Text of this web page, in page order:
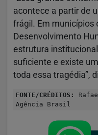
acontece a partir de
frágil. Em municípios
Desenvolvimento
estrutura
suficiente e existe
toda essa tragédia”,
FONTE/CRÉDITOS:
Agência Brasil